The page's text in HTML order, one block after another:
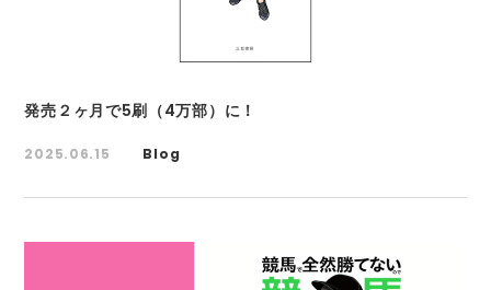
発売２ヶ月で5刷（4万部）に！
2025.06.15 Blog